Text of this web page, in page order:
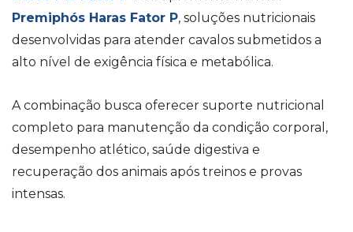
Premiphós Haras Fator P, soluções nutricionais
desenvolvidas para atender cavalos submetidos a
alto nível de exigência física e metabólica.
A combinação busca oferecer suporte nutricional
completo para manutenção da condição corporal,
desempenho atlético, saúde digestiva e
recuperação dos animais após treinos e provas
intensas.